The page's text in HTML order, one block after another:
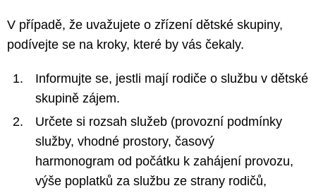
V případě, že uvažujete o zřízení dětské skupiny,
podívejte se na kroky, které by vás čekaly.
Informujte se, jestli mají rodiče o službu v dětské
skupině zájem.
Určete si rozsah služeb (provozní podmínky
služby, vhodné prostory, časový
harmonogram od počátku k zahájení provozu,
výše poplatků za službu ze strany rodičů,